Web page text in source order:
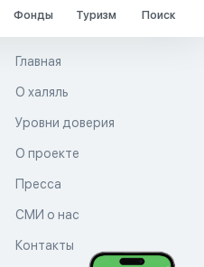
Фонды Туризм Поиск
Главная
О халяль
Уровни доверия
О проекте
Пресса
СМИ о нас
Контакты